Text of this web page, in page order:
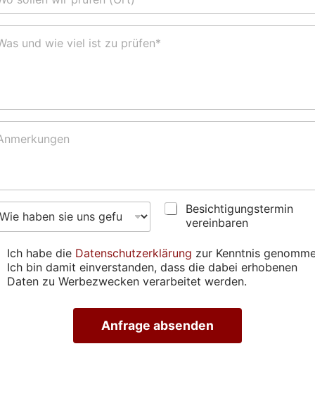
p
a
*
*
l
A
e
*
B
i
c
h
t
u
n
Besichtigungstermin
vereinbaren
Ich habe die Datenschutzerklärung zur Kenntnis
Ich bin damit einverstanden, dass die dabei erhobenen
Daten zu Werbezwecken verarbeitet werden.
Anfrage absenden